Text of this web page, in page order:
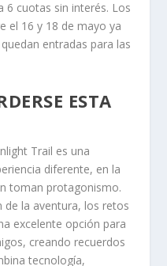
6 cuotas sin interés. Los
el 16 y 18 de mayo ya
entradas para las
ESTA
Trail es una
diferente, en la
toman protagonismo.
de la aventura, los retos
excelente opción para
creando recuerdos
tecnología,